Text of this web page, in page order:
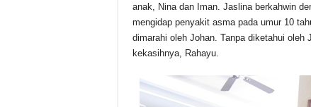
anak, Nina dan Iman. Jaslina berkahwin
mengidap penyakit asma pada umur 10
dimarahi oleh Johan. Tanpa diketahui oleh
kekasihnya, Rahayu.